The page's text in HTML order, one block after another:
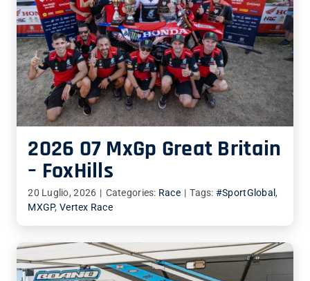
2026 07 MxGp Great Britain
– FoxHills
20 Luglio, 2026 | Categories: Race | Tags: #SportGlobal,
MXGP, Vertex Race